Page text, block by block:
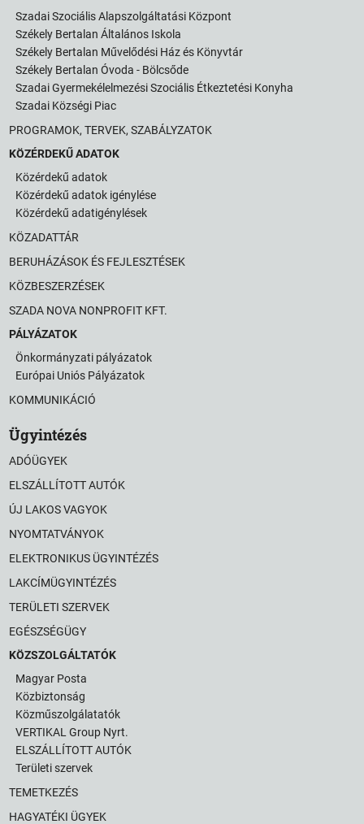
Szadai Szociális Alapszolgáltatási Központ
Székely Bertalan Általános Iskola
Székely Bertalan Művelődési Ház és Könyvtár
Székely Bertalan Óvoda - Bölcsőde
Szadai Gyermekélelmezési Szociális Étkeztetési Konyha
Szadai Községi Piac
PROGRAMOK, TERVEK, SZABÁLYZATOK
KÖZÉRDEKŰ ADATOK
Közérdekű adatok
Közérdekű adatok igénylése
Közérdekű adatigénylések
KÖZADATTÁR
BERUHÁZÁSOK ÉS FEJLESZTÉSEK
KÖZBESZERZÉSEK
SZADA NOVA NONPROFIT KFT.
PÁLYÁZATOK
Önkormányzati pályázatok
Európai Uniós Pályázatok
KOMMUNIKÁCIÓ
Ügyintézés
ADÓÜGYEK
ELSZÁLLÍTOTT AUTÓK
ÚJ LAKOS VAGYOK
NYOMTATVÁNYOK
ELEKTRONIKUS ÜGYINTÉZÉS
LAKCÍMÜGYINTÉZÉS
TERÜLETI SZERVEK
EGÉSZSÉGÜGY
KÖZSZOLGÁLTATÓK
Magyar Posta
Közbiztonság
Közműszolgálatatók
VERTIKAL Group Nyrt.
ELSZÁLLÍTOTT AUTÓK
Területi szervek
TEMETKEZÉS
HAGYATÉKI ÜGYEK